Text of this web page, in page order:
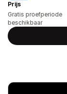
Prijs
Gratis proefperiode
beschikbaar